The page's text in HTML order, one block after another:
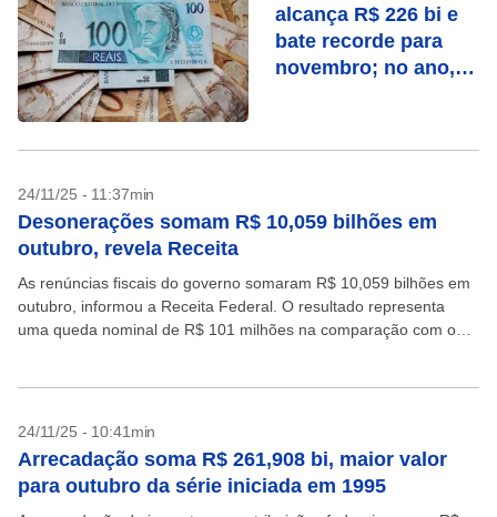
alcança R$ 226 bi e
bate recorde para
novembro; no ano,
24/11/25 - 11:37min
Desonerações somam R$ 10,059 bilhões em
outubro, revela Receita
As renúncias fiscais do governo somaram R$ 10,059 bilhões em
outubro, informou a Receita Federal. O resultado representa
uma queda nominal de R$ 101 milhões na comparação com o
24/11/25 - 10:41min
Arrecadação soma R$ 261,908 bi, maior valor
para outubro da série iniciada em 1995